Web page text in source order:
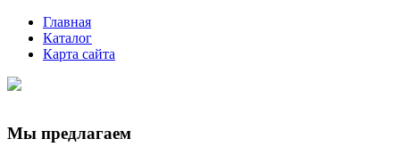
Главная
Каталог
Карта сайта
Мы предлагаем